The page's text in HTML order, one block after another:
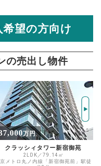
万円
年
%
算出され、手元に残る
万円
額や希望売却価
のもおすすめ◎
望の方向け
の売出し物件
万円
市ヶ谷見附ハイム 7階
2LDK／62.58㎡
京メトロ有楽町線「市ケ谷」駅徒歩3